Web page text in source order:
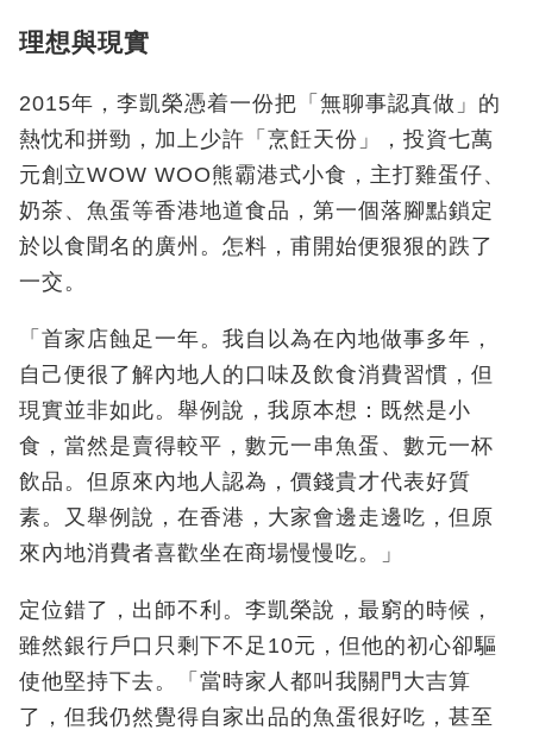
理想與現實
2015年，李凱榮憑着一份把「無聊事認真做」的
熱忱和拼勁，加上少許「烹飪天份」，投資七萬
元創立WOW WOO熊霸港式小食，主打雞蛋仔、
奶茶、魚蛋等香港地道食品，第一個落腳點鎖定
於以食聞名的廣州。怎料，甫開始便狠狠的跌了
一交。
「首家店蝕足一年。我自以為在內地做事多年，
自己便很了解內地人的口味及飲食消費習慣，但
現實並非如此。舉例說，我原本想：既然是小
食，當然是賣得較平，數元一串魚蛋、數元一杯
飲品。但原來內地人認為，價錢貴才代表好質
素。又舉例說，在香港，大家會邊走邊吃，但原
來內地消費者喜歡坐在商場慢慢吃。」
定位錯了，出師不利。李凱榮說，最窮的時候，
雖然銀行戶口只剩下不足10元，但他的初心卻驅
使他堅持下去。「當時家人都叫我關門大吉算
了，但我仍然覺得自家出品的魚蛋很好吃，甚至